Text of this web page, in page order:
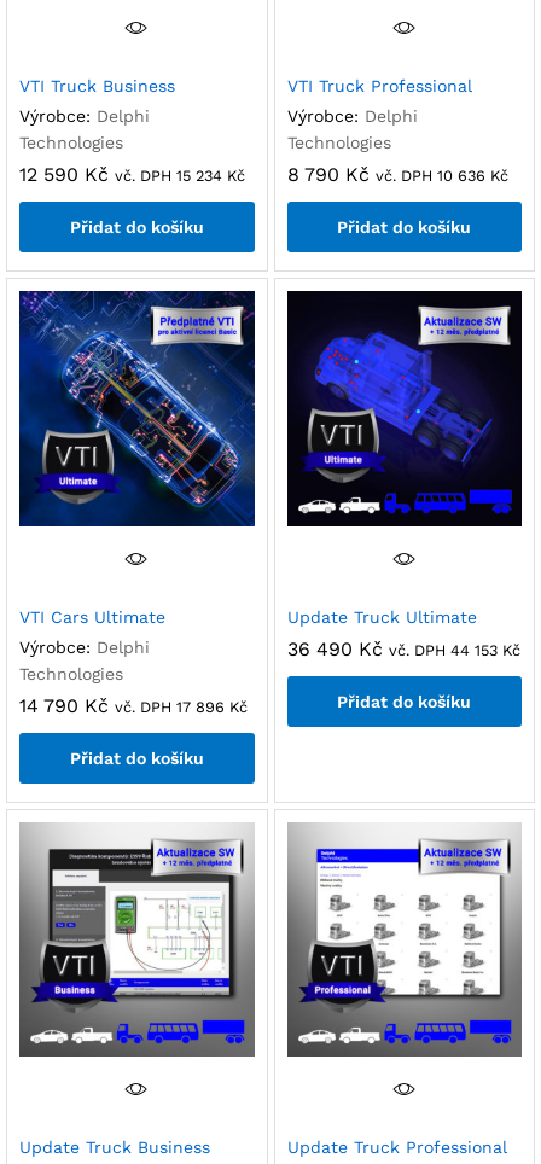
VTI Truck Business
Výrobce: Delphi
Technologies
12 590 Kč vč. DPH 15 234 Kč
Přidat do košíku
VTI Truck Professional
Výrobce: Delphi
Technologies
8 790 Kč vč. DPH 10 636 Kč
Přidat do košíku
VTI Cars Ultimate
Výrobce: Delphi
Technologies
14 790 Kč vč. DPH 17 896 Kč
Přidat do košíku
Update Truck Ultimate
36 490 Kč vč. DPH 44 153 Kč
Přidat do košíku
Update Truck Business
Update Truck Professional